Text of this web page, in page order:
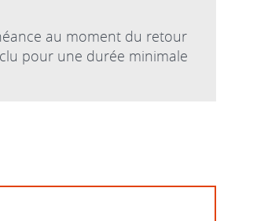
au moment du retour
pour une durée minimale